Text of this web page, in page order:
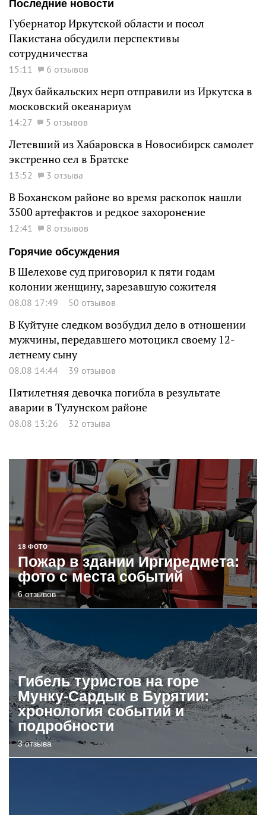
Последние новости
Губернатор Иркутской области и посол
Пакистана обсудили перспективы
сотрудничества
15:11 6 отзывов
Двух байкальских нерп отправили из Иркутска в
московский океанариум
14:27 5 отзывов
Летевший из Хабаровска в Новосибирск самолет
экстренно сел в Братске
13:52 3 отзыва
В Боханском районе во время раскопок нашли
3500 артефактов и редкое захоронение
12:41
8 отзывов
Горячие обсуждения
В Шелехове суд приговорил к пяти годам
колонии женщину, зарезавшую сожителя
08.08 17:49 50 отзывов
В Куйтуне следком возбудил дело в отношении
мужчины, передавшего мотоцикл своему 12-
летнему сыну
08.08 14:44 39 отзывов
Пятилетняя девочка погибла в результате
аварии в Тулунском районе
08.08 13:26 32 отзыва
18 ФОТО
Пожар в здании Иргиредмета:
фото с места событий
6 отзывов
Гибель туристов на горе
Мунку-Сардык в Бурятии:
хронология событий и
подробности
3 отзыва